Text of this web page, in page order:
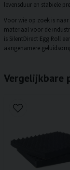
levensduur en stabiele
Voor wie op zoek is
materiaal voor de
is SilentDirect Egg Roll
aangenamere
Vergelijkbare